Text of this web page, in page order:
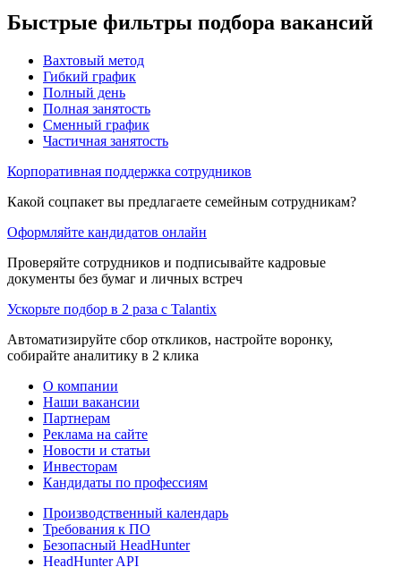
Быстрые фильтры подбора вакансий
Вахтовый метод
Гибкий график
Полный день
Полная занятость
Сменный график
Частичная занятость
Корпоративная поддержка сотрудников
Какой соцпакет вы предлагаете семейным сотрудникам?
Оформляйте кандидатов онлайн
Проверяйте сотрудников и подписывайте кадровые
документы без бумаг и личных встреч
Ускорьте подбор в 2 раза с Talantix
Автоматизируйте сбор откликов, настройте воронку,
собирайте аналитику в 2 клика
О компании
Наши вакансии
Партнерам
Реклама на сайте
Новости и статьи
Инвесторам
Кандидаты по профессиям
Производственный календарь
Требования к ПО
Безопасный HeadHunter
HeadHunter API